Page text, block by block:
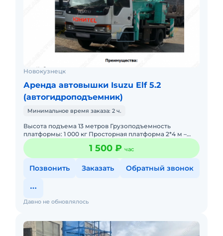
Новокузнецк
Аренда автовышки Isuzu Elf 5.2
(автогидроподъемник)
Минимальное время заказа: 2 ч.
Высота подъема 13 метров Грузоподъемность
платформы: 1 000 кг Просторная платформа 2*4 м –
идеальна не только для подъёма рабочих (до 8
человек), но и для доста1 500 ₽ час
Позвонить Заказать Обратный звонок
Давно не обновлялось